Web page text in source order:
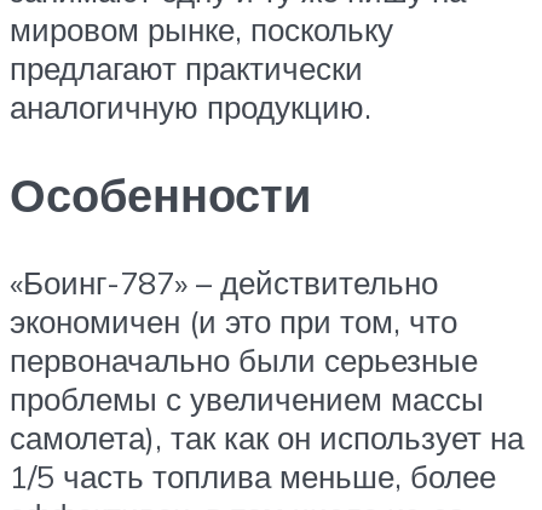
мировом рынке, поскольку
предлагают практически
аналогичную продукцию.
Особенности
«Боинг-787» – действительно
экономичен (и это при том, что
первоначально были серьезные
проблемы с увеличением массы
самолета), так как он использует на
1/5 часть топлива меньше, более